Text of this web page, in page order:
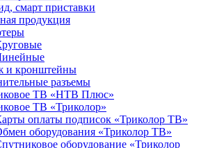
смарт приставки
продукция
и кронштейны
разъемы
ТВ «НТВ Плюс»
ТВ «Триколор»
оплаты подписок «Триколор ТВ»
оборудования «Триколор ТВ»
оборудование «Триколор